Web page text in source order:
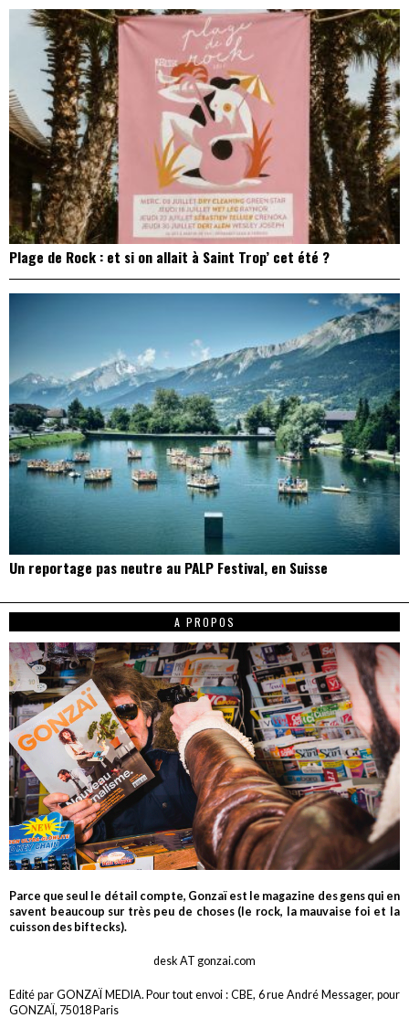
Plage de Rock : et si on allait à Saint Trop’ cet été ?
Un reportage pas neutre au PALP Festival, en Suisse
A PROPOS
Parce que seul le détail compte, Gonzaï est le magazine des gens qui en
savent beaucoup sur très peu de choses (le rock, la mauvaise foi et la
cuisson des biftecks).
desk AT gonzai.com
Edité par GONZAÏ MEDIA. Pour tout envoi : CBE, 6 rue André Messager, pour
GONZAÏ, 75018 Paris